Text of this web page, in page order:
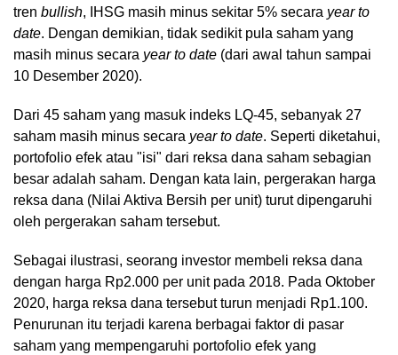
tren bullish, IHSG masih minus sekitar 5% secara year to
date. Dengan demikian, tidak sedikit pula saham yang
masih minus secara year to date (dari awal tahun sampai
10 Desember 2020).
Dari 45 saham yang masuk indeks LQ-45, sebanyak 27
saham masih minus secara year to date. Seperti diketahui,
portofolio efek atau "isi" dari reksa dana saham sebagian
besar adalah saham. Dengan kata lain, pergerakan harga
reksa dana (Nilai Aktiva Bersih per unit) turut dipengaruhi
oleh pergerakan saham tersebut.
Sebagai ilustrasi, seorang investor membeli reksa dana
dengan harga Rp2.000 per unit pada 2018. Pada Oktober
2020, harga reksa dana tersebut turun menjadi Rp1.100.
Penurunan itu terjadi karena berbagai faktor di pasar
saham yang mempengaruhi portofolio efek yang